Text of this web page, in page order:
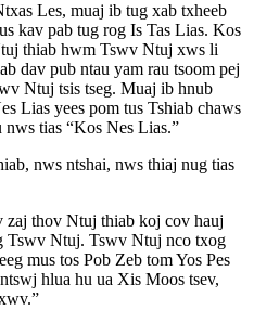
Les, muaj ib tug xab txheeb
kav pab tug rog Is Tas Lias. Kos
thiab hwm Tswv Ntuj xws li
dav pub ntau yam rau tsoom pej
Ntuj tsis tseg. Muaj ib hnub
Lias yees pom tus Tshiab chaws
nws tias “Kos Nes Lias.”
nws ntshai, nws thiaj nug tias
zaj thov Ntuj thiab koj cov hauj
Tswv Ntuj. Tswv Ntuj nco txog
mus tos Pob Zeb tom Yos Pes
hlua hu ua Xis Moos tsev,